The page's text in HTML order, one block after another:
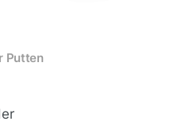
Putten